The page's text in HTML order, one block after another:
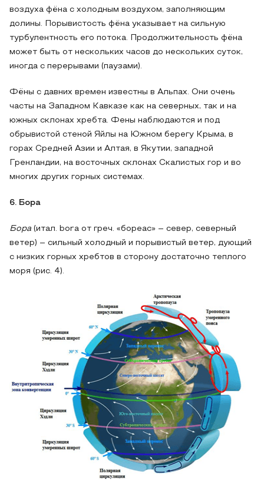
воздуха фёна с холодным воздухом, заполняющим
долины. Порывистость фёна указывает на сильную
турбулентность его потока. Продолжительность фёна
может быть от нескольких часов до нескольких суток,
иногда с перерывами (паузами).
Фёны с давних времен известны в Альпах. Они очень
часты на Западном Кавказе как на северных, так и на
южных склонах хребта. Фены наблюдаются и под
обрывистой стеной Яйлы на Южном берегу Крыма, в
горах Средней Азии и Алтая, в Якутии, западной
Гренландии, на восточных склонах Скалистых гор и во
многих других горных системах.
6. Бора
Бора (итал. bora от греч. «бореас» – север, северный
ветер) – сильный холодный и порывистый ветер, дующий
с низких горных хребтов в сторону достаточно теплого
моря (рис. 4).